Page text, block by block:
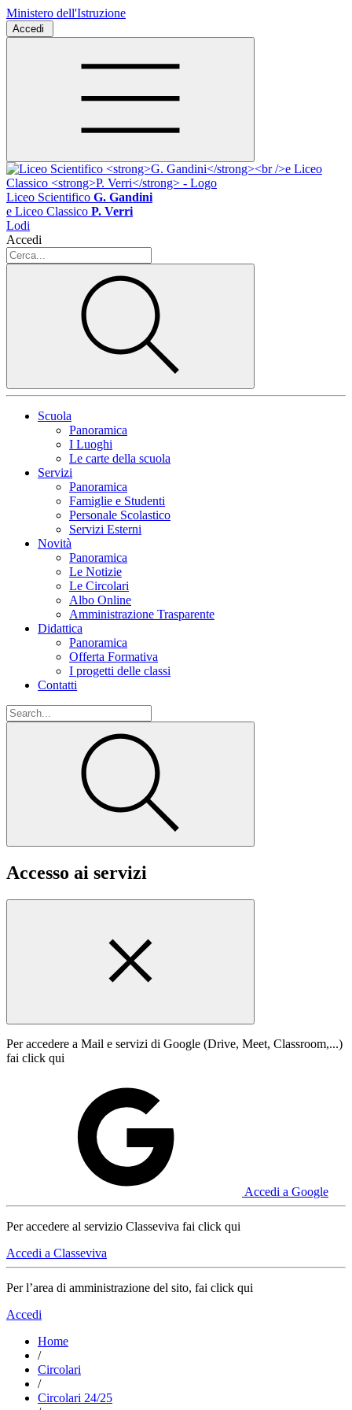
Ministero dell'Istruzione
Accedi
Liceo Scientifico G. Gandini
e Liceo Classico P. Verri
Lodi
Accedi
Scuola
Panoramica
I Luoghi
Le carte della scuola
Servizi
Panoramica
Famiglie e Studenti
Personale Scolastico
Servizi Esterni
Novità
Panoramica
Le Notizie
Le Circolari
Albo Online
Amministrazione Trasparente
Didattica
Panoramica
Offerta Formativa
I progetti delle classi
Contatti
Accesso ai servizi
Per accedere a Mail e servizi di Google (Drive, Meet, Classroom,...)
fai click qui
Accedi a Google
Per accedere al servizio Classeviva fai click qui
Accedi a Classeviva
Per l’area di amministrazione del sito, fai click qui
Accedi
Home
/
Circolari
/
Circolari 24/25